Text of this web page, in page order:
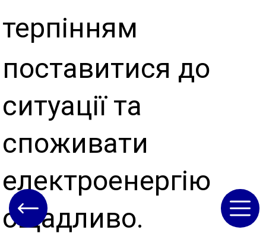
терпінням
поставитися до
ситуації та
споживати
електроенергію
ощадливо.